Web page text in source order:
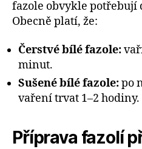
fazole obvykle potřebují
Obecně platí, že:
Čerstvé bílé fazole:
minut.
Sušené bílé fazole:po
vaření trvat 1–2 hodiny.
Příprava fazolí